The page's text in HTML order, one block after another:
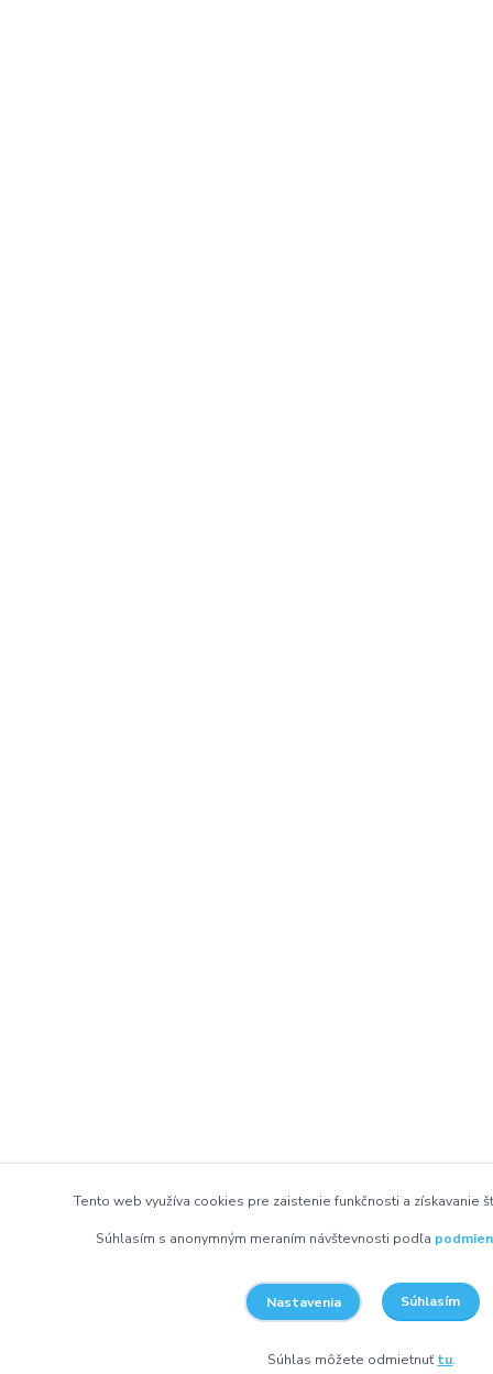
Tento web využíva cookies pre zaistenie funkčnosti a získavanie
Súhlasím s anonymným meraním návštevnosti podľa
Nastavenia Súhlasím
Súhlas môžete odmietnuťtu.